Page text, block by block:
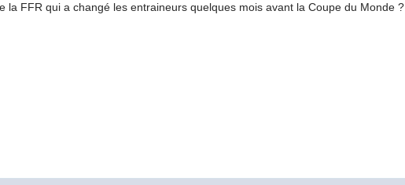
la FFR qui a changé les entraineurs quelques mois avant la Coupe du Monde ?